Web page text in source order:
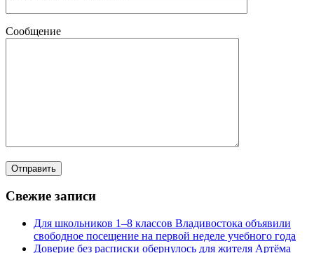
Сообщение
Свежие записи
Для школьников 1–8 классов Владивостока объявили
свободное посещение на первой неделе учебного года
Доверие без расписки обернулось для жителя Артёма